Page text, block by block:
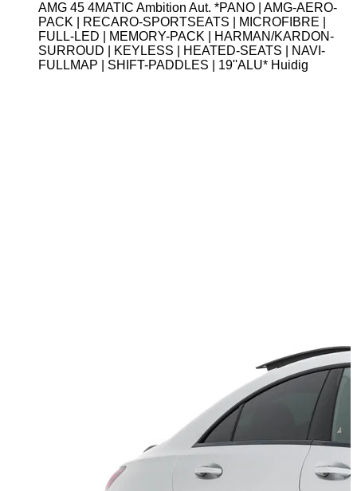
AMG 45 4MATIC Ambition Aut. *PANO | AMG-AERO-
PACK | RECARO-SPORTSEATS | MICROFIBRE |
FULL-LED | MEMORY-PACK | HARMAN/KARDON-
SURROUD | KEYLESS | HEATED-SEATS | NAVI-
FULLMAP | SHIFT-PADDLES | 19''ALU* Huidig